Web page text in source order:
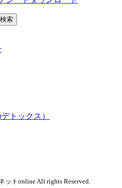
トックス）
トonline All rights Reserved.